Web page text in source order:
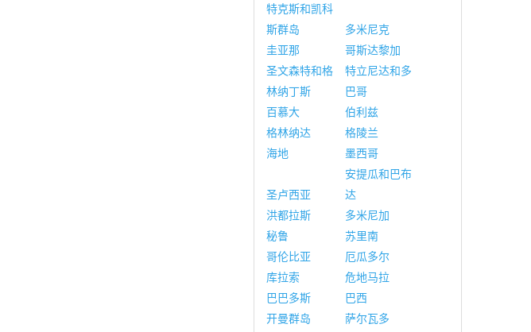
特克斯和凯科
斯群岛
多米尼克
圭亚那
哥斯达黎加
圣文森特和格
林纳丁斯
特立尼达和多
巴哥
百慕大
伯利兹
格林纳达
格陵兰
海地
墨西哥
圣卢西亚
安提瓜和巴布
达
洪都拉斯
多米尼加
秘鲁
苏里南
哥伦比亚
厄瓜多尔
库拉索
危地马拉
巴巴多斯
巴西
开曼群岛
萨尔瓦多